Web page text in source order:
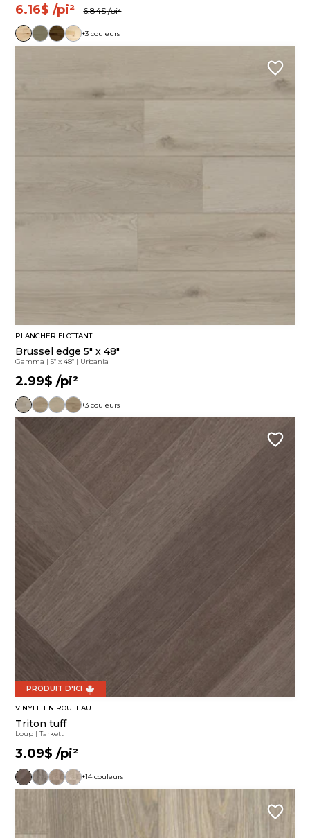
6.16$ /pi² 6.84$ /pi²
+3 couleurs
PLANCHER FLOTTANT
Brussel edge 5" x 48"
Gamma |5" x 48" | Urbania
2.99$ /pi²
+3 couleurs
PRODUIT D'ICI
VINYLE EN ROULEAU
Triton tuff
Loup |Tarkett
3.09$ /pi²
+14 couleurs